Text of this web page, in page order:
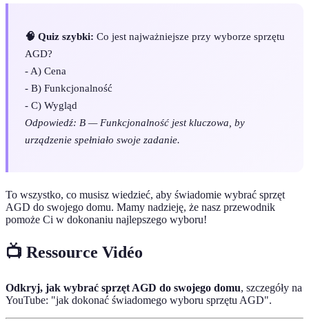
🧠 Quiz szybki: Co jest najważniejsze przy wyborze sprzętu
AGD?
- A) Cena
- B) Funkcjonalność
- C) Wygląd
Odpowiedź: B — Funkcjonalność jest kluczowa, by
urządzenie spełniało swoje zadanie.
To wszystko, co musisz wiedzieć, aby świadomie wybrać sprzęt
AGD do swojego domu. Mamy nadzieję, że nasz przewodnik
pomoże Ci w dokonaniu najlepszego wyboru!
📺 Ressource Vidéo
Odkryj, jak wybrać sprzęt AGD do swojego domu, szczegóły na
YouTube: "jak dokonać świadomego wyboru sprzętu AGD".